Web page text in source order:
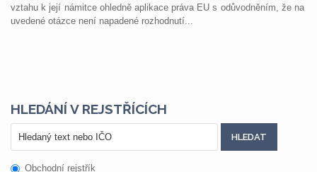
vztahu k její námitce ohledně aplikace práva EU s odůvodněním, že na
uvedené otázce není napadené rozhodnutí...
HLEDÁNÍ V REJSTŘÍCÍCH
Obchodní rejstřík